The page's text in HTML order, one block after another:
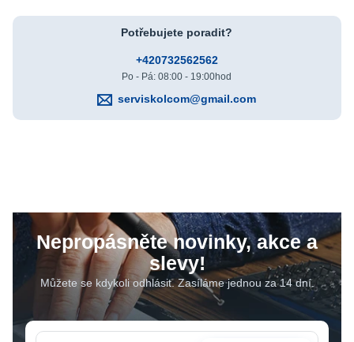
Potřebujete poradit?
+420732562562
Po - Pá: 08:00 - 19:00hod
serviskolcom@gmail.com
Nepropásněte novinky, akce a
slevy!
Můžete se kdykoli odhlásit. Zasíláme jednou za 14 dní.